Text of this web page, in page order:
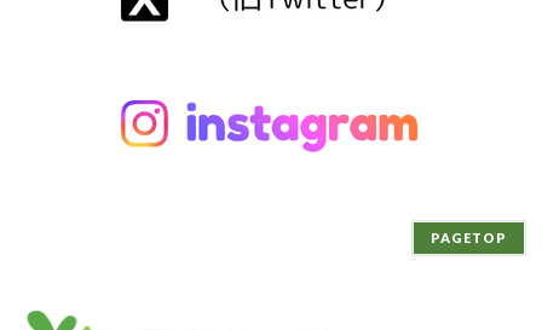
PAGETOP